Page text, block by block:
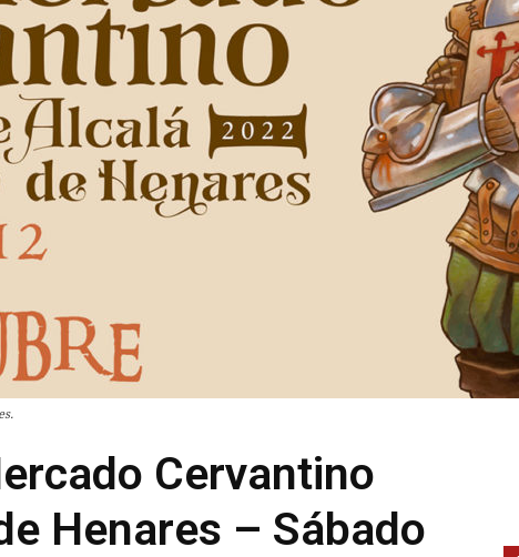
Cervantino
Henares – Sábado